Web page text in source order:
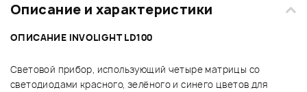
Описание и характеристики
ОПИСАНИЕ INVOLIGHT LD100
Световой прибор, использующий четыре матрицы со
светодиодами красного, зелёного и синего цветов для